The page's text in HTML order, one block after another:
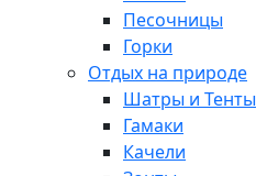
Песочницы
Горки
Отдых на природе
Шатры и Тенты
Гамаки
Качели